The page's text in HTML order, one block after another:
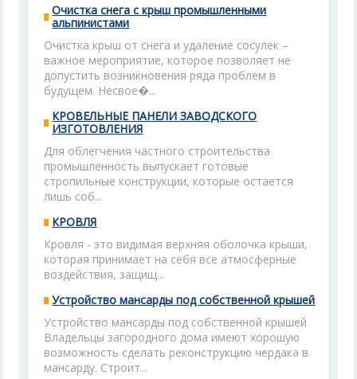
Очистка снега с крыш промышленными
альпинистами
Очистка крыш от снега и удаление сосулек –
важное мероприятие, которое позволяет не
допустить возникновения ряда проблем в
будущем. Несвое�...
КРОВЕЛЬНЫЕ ПАНЕЛИ ЗАВОДСКОГО
ИЗГОТОВЛЕНИЯ
Для облегчения частного строительства
промышленность выпускает готовые
стропильные конструкции, которые остается
лишь соб...
КРОВЛЯ
Кровля - это видимая верхняя оболочка крыши,
которая принимает на себя все атмосферные
воздействия, защищ...
Устройство мансарды под собственной крышей
Устройство мансарды под собственной крышей
Владельцы загородного дома имеют хорошую
возможность сделать реконструкцию чердака в
мансарду. Строит...